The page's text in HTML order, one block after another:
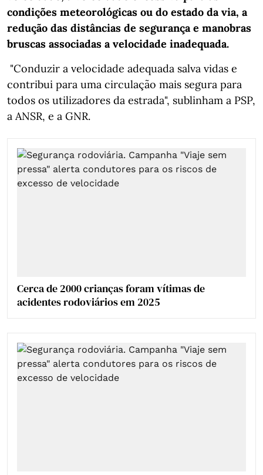
condições meteorológicas ou do estado da via, a
redução das distâncias de segurança e manobras
bruscas associadas a velocidade inadequada.
"Conduzir a velocidade adequada salva vidas e
contribui para uma circulação mais segura para
todos os utilizadores da estrada", sublinham a PSP,
a ANSR, e a GNR.
Cerca de 2000 crianças foram vítimas de
acidentes rodoviários em 2025